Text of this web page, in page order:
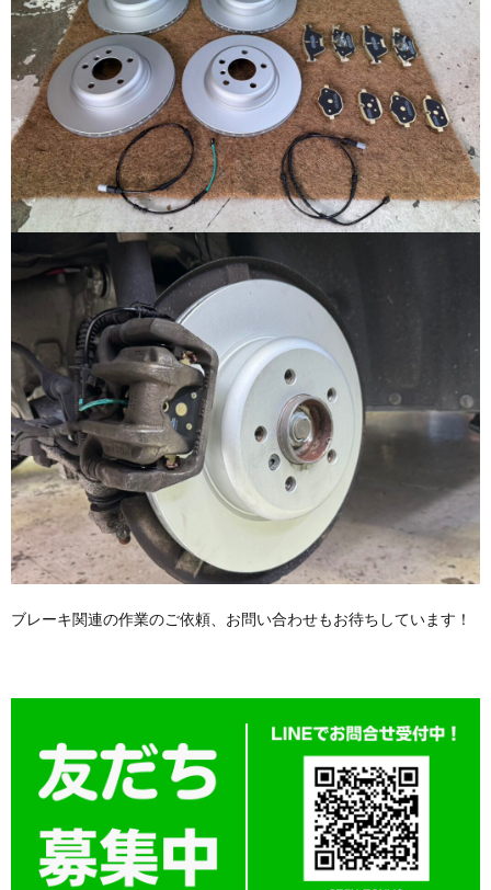
ブレーキ関連の作業のご依頼、お問い合わせもお待ちしています！